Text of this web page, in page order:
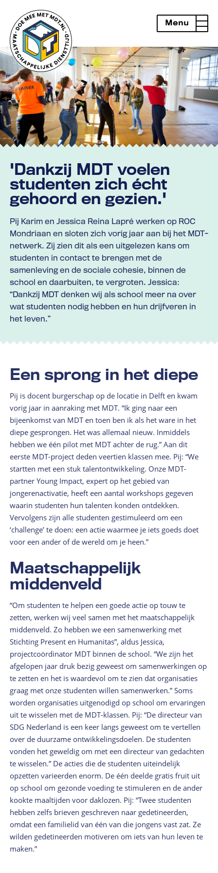
Menu
openen
'Dankzij MDT voelen
studenten zich écht
gehoord en gezien.'
Pij Karim en Jessica Reina Lapré werken op ROC
Mondriaan en sloten zich vorig jaar aan bij het MDT-
netwerk. Zij zien dit als een uitgelezen kans om
studenten in contact te brengen met de
samenleving en de sociale cohesie, binnen de
school en daarbuiten, te vergroten. Jessica:
“Dankzij MDT denken wij als school meer na over
wat studenten nodig hebben en hun drijfveren in
het leven.”
Een sprong in het diepe
Pij is docent burgerschap op de locatie in Delft en kwam
vorig jaar in aanraking met MDT. “Ik ging naar een
bijeenkomst van MDT en toen ben ik als het ware in het
diepe gesprongen. Het was allemaal nieuw. Inmiddels
hebben we één pilot met MDT achter de rug.” Aan dit
eerste MDT-project deden veertien klassen mee. Pij: “We
startten met een stuk talentontwikkeling. Onze MDT-
partner Young Impact, expert op het gebied van
jongerenactivatie, heeft een aantal workshops gegeven
waarin studenten hun talenten konden ontdekken.
Vervolgens zijn alle studenten gestimuleerd om een
‘challenge’ te doen: een actie waarmee je iets goeds doet
voor een ander of de wereld om je heen.”
Maatschappelijk
middenveld
“Om studenten te helpen een goede actie op touw te
zetten, werken wij veel samen met het maatschappelijk
middenveld. Zo hebben we een samenwerking met
Stichting Present en Humanitas”, aldus Jessica,
projectcoördinator MDT binnen de school. “We zijn het
afgelopen jaar druk bezig geweest om samenwerkingen op
te zetten en het is waardevol om te zien dat organisaties
graag met onze studenten willen samenwerken.” Soms
worden organisaties uitgenodigd op school om ervaringen
uit te wisselen met de MDT-klassen. Pij: “De directeur van
SDG Nederland is een keer langs geweest om te vertellen
over de duurzame ontwikkelingsdoelen. De studenten
vonden het geweldig om met een directeur van gedachten
te wisselen.” De acties die de studenten uiteindelijk
opzetten varieerden enorm. De één deelde gratis fruit uit
op school om gezonde voeding te stimuleren en de ander
kookte maaltijden voor daklozen. Pij: “Twee studenten
hebben zelfs brieven geschreven naar gedetineerden,
omdat een familielid van één van die jongens vast zat. Ze
wilden gedetineerden motiveren om iets van hun leven te
maken.”